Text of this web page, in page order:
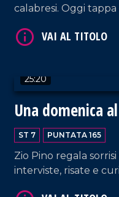
calabresi. Oggi
25:20
Una domenica
ST 7 PUNTATA 165
Zio Pino regala
interviste, risate e
VAI AL TITOLO
VAI AL TITOLO